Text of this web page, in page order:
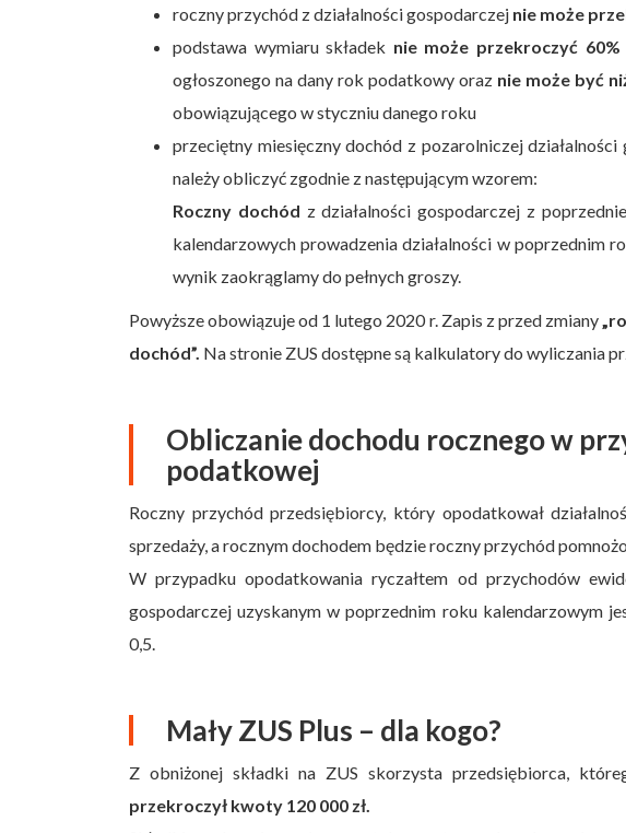
roczny przychód z działalności gospodarczej nie może
podstawa wymiaru składek nie może przekroczyć
ogłoszonego na dany rok podatkowy oraz nie może być
obowiązującego w styczniu danego roku
przeciętny miesięczny dochód z pozarolniczej
należy obliczyć zgodnie z następującym wzorem:
Roczny dochód z działalności gospodarczej z
kalendarzowych prowadzenia działalności w poprzednim
wynik zaokrąglamy do pełnych groszy.
Powyższe obowiązuje od 1 lutego 2020 r. Zapis z przed zmiany
dochód”. Na stronie ZUS dostępne są kalkulatory do wyliczania
Obliczanie dochodu rocznego w
podatkowej
Roczny przychód przedsiębiorcy, który opodatkował
sprzedaży, a rocznym dochodem będzie roczny przychód
W przypadku opodatkowania ryczałtem od przychodów
gospodarczej uzyskanym w poprzednim roku kalendarzowym
0,5.
Mały ZUS Plus – dla kogo?
Z obniżonej składki na ZUS skorzysta przedsiębiorca,
przekroczył kwoty 120 000 zł.